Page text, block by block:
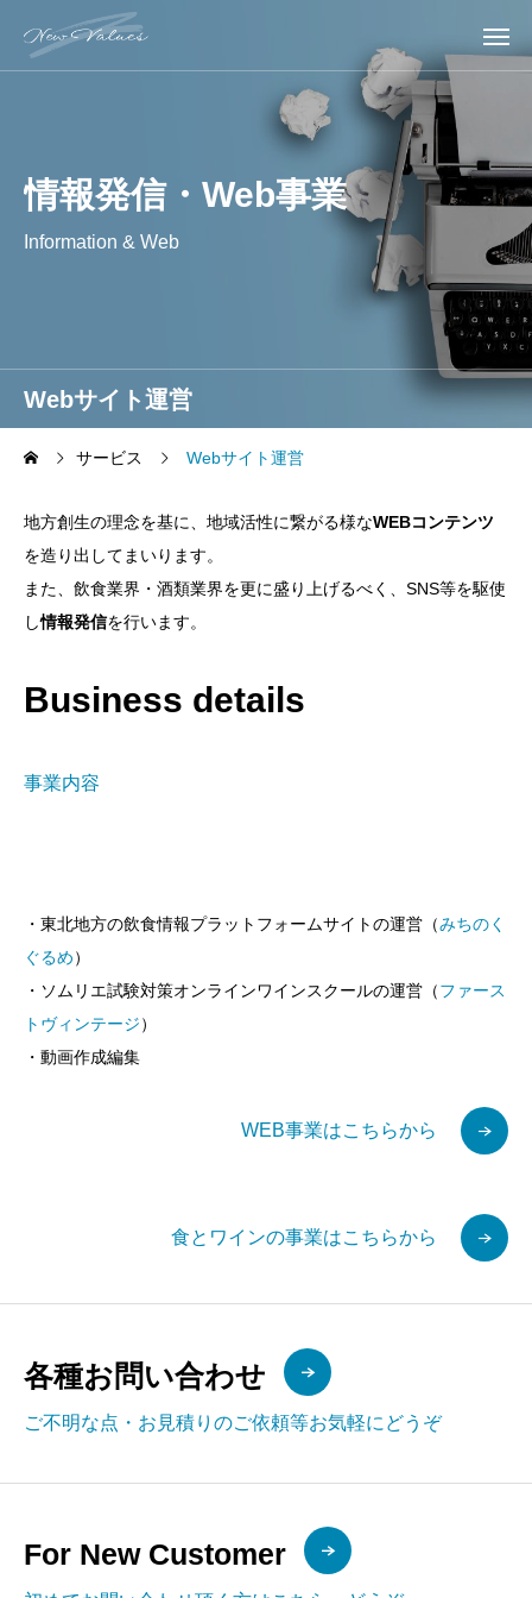
Webサイト運営
情報発信・Web事業
Information & Web
サービス Webサイト運営
地方創生の理念を基に、地域活性に繋がる様なWEBコンテンツ
を造り出してまいります。
また、飲食業界・酒類業界を更に盛り上げるべく、SNS等を駆使
し情報発信を行います。
Business details
事業内容
・東北地方の飲食情報プラットフォームサイトの運営（みちのく
ぐるめ）
・ソムリエ試験対策オンラインワインスクールの運営（ファース
トヴィンテージ）
・動画作成編集
WEB事業はこちらから
食とワインの事業はこちらから
各種お問い合わせ
ご不明な点・お見積りのご依頼等お気軽にどうぞ
For New Customer